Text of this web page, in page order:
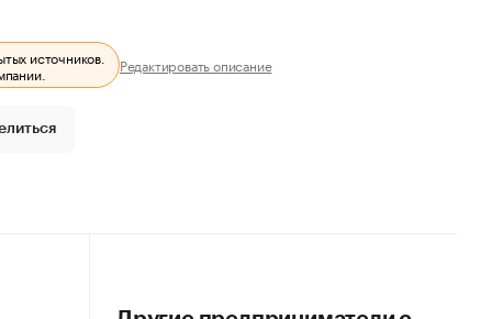
источников.
Редактировать описание